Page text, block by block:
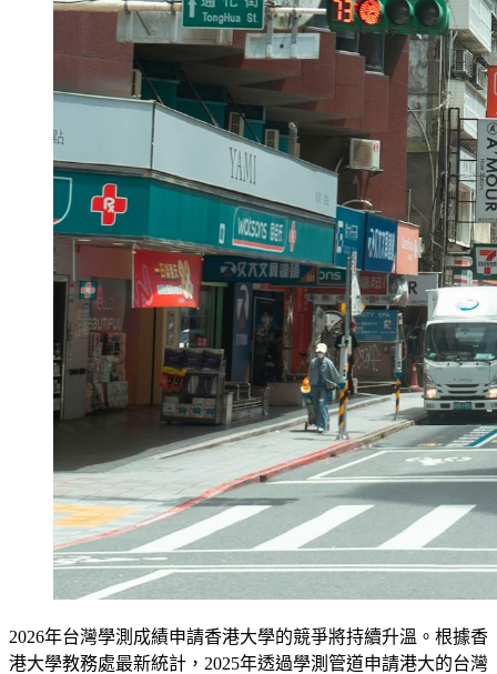
2026年台灣學測成績申請香港大學的競爭將持續升溫。根據香
港大學教務處最新統計，2025年透過學測管道申請港大的台灣